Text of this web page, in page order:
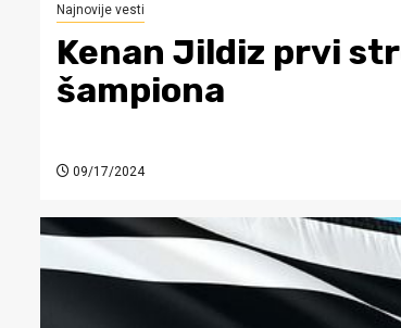
Najnovije vesti
Kenan Jildiz prvi
šampiona
09/17/2024